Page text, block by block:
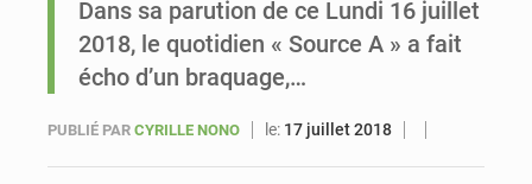
Sénégal : Ousmane Diagne prêtera serment le 11 août comme président du Conseil constitutionnel
Dans sa parution de ce Lundi 16 juillet
2018, le quotidien « Source A » a fait
écho d’un braquage,…
PUBLIÉ PAR CYRILLE NONO le: 17 juillet 2018